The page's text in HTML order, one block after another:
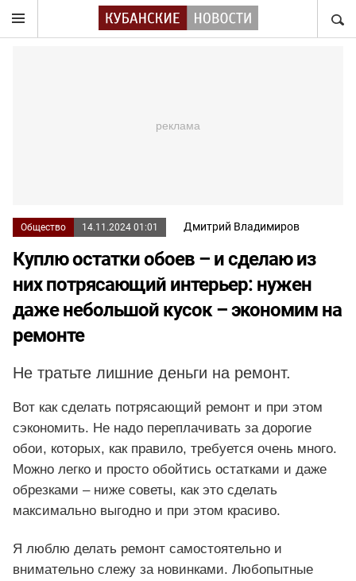
Общество 14.11.2024 01:01 Дмитрий Владимиров
Куплю остатки обоев – и сделаю из
них потрясающий интерьер: нужен
даже небольшой кусок – экономим на
ремонте
Не тратьте лишние деньги на ремонт.
Вот как сделать потрясающий ремонт и при этом
сэкономить. Не надо переплачивать за дорогие
обои, которых, как правило, требуется очень много.
Можно легко и просто обойтись остатками и даже
обрезками – ниже советы, как это сделать
максимально выгодно и при этом красиво.
Я люблю делать ремонт самостоятельно и
внимательно слежу за новинками. Любопытные